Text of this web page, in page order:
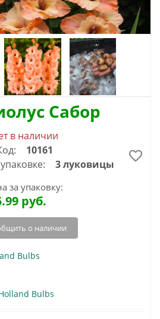
Сабор
в наличии
10161
3 луковицы
за упаковку:
руб.
о наличии
Bulbs
Bulbs